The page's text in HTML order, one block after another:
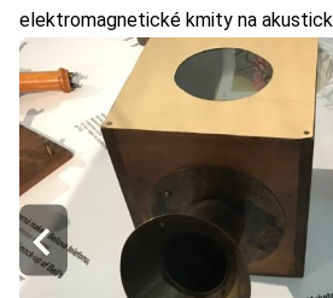
elektromagnetické kmity na